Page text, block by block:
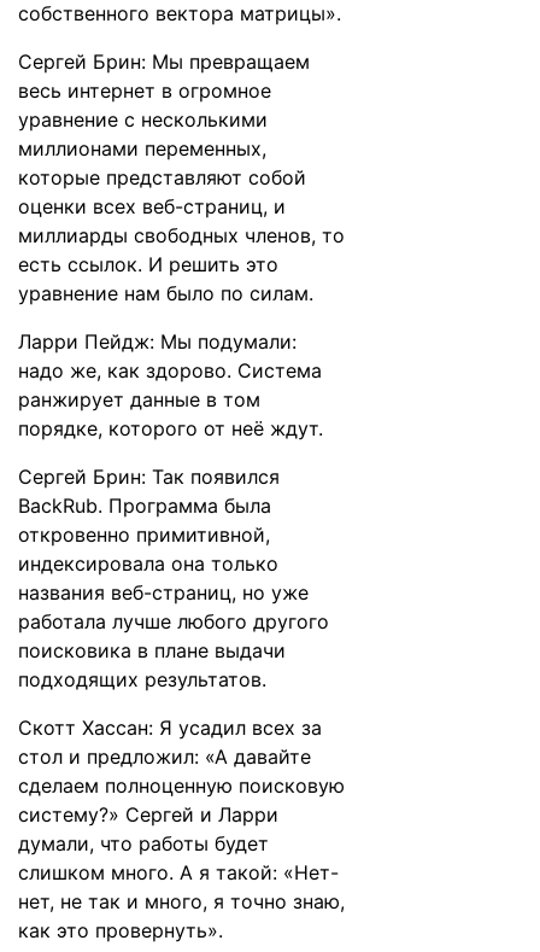
собственного вектора матрицы».
Сергей Брин: Мы превращаем
весь интернет в огромное
уравнение с несколькими
миллионами переменных,
которые представляют собой
оценки всех веб-страниц, и
миллиарды свободных членов, то
есть ссылок. И решить это
уравнение нам было по силам.
Ларри Пейдж: Мы подумали:
надо же, как здорово. Система
ранжирует данные в том
порядке, которого от неё ждут.
Сергей Брин: Так появился
BackRub. Программа была
откровенно примитивной,
индексировала она только
названия веб-страниц, но уже
работала лучше любого другого
поисковика в плане выдачи
подходящих результатов.
Скотт Хассан: Я усадил всех за
стол и предложил: «А давайте
сделаем полноценную поисковую
систему?» Сергей и Ларри
думали, что работы будет
слишком много. А я такой: «Нет-
нет, не так и много, я точно знаю,
как это провернуть».